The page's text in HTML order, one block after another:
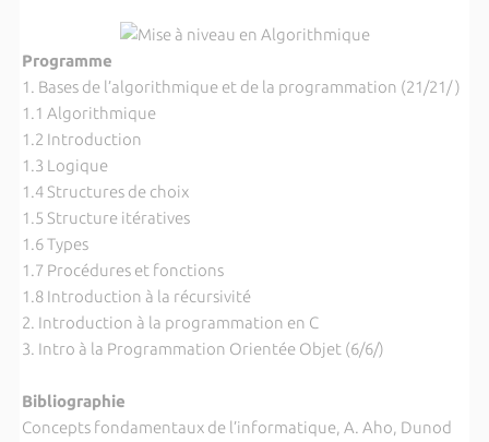
Programme
1. Bases de l’algorithmique et de la programmation (21/21/ )
1.1 Algorithmique
1.2 Introduction
1.3 Logique
1.4 Structures de choix
1.5 Structure itératives
1.6 Types
1.7 Procédures et fonctions
1.8 Introduction à la récursivité
2. Introduction à la programmation en C
3. Intro à la Programmation Orientée Objet (6/6/)
Bibliographie
Concepts fondamentaux de l’informatique, A. Aho, Dunod